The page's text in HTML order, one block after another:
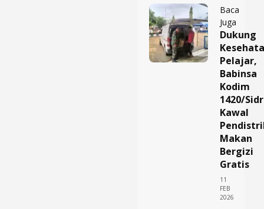
Baca
Juga
Dukung
Pelajar,
Babinsa
Kodim
1420/
Kawal
Makan
Bergizi
Gratis
11
FEB
2026